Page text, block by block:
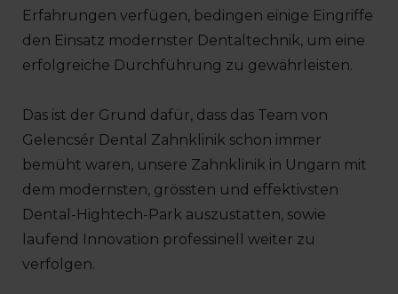
Erfahrungen verfügen, bedingen einige Eingriffe
den Einsatz modernster Dentaltechnik, um eine
erfolgreiche Durchführung zu gewährleisten.
Das ist der Grund dafür, dass das Team von
Gelencsér Dental Zahnklinik schon immer
bemüht waren, unsere Zahnklinik in Ungarn mit
dem modernsten, grössten und effektivsten
Dental-Hightech-Park auszustatten, sowie
laufend Innovation professinell weiter zu
verfolgen.